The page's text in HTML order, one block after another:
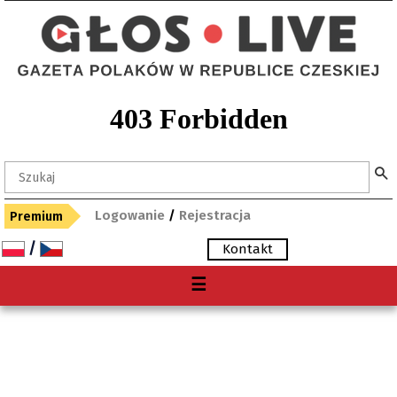
Premium Logowanie / Rejestracja
/ Kontakt
☰
O nas